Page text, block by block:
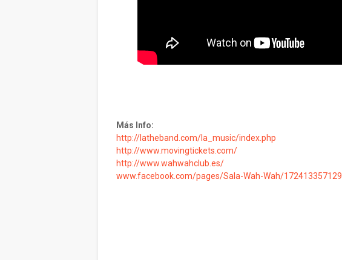
Más Info:
http://latheband.com/la_music/index.php
http://www.movingtickets.com/
http://www.wahwahclub.es/
www.facebook.com/pages/Sala-Wah-Wah/172413357129